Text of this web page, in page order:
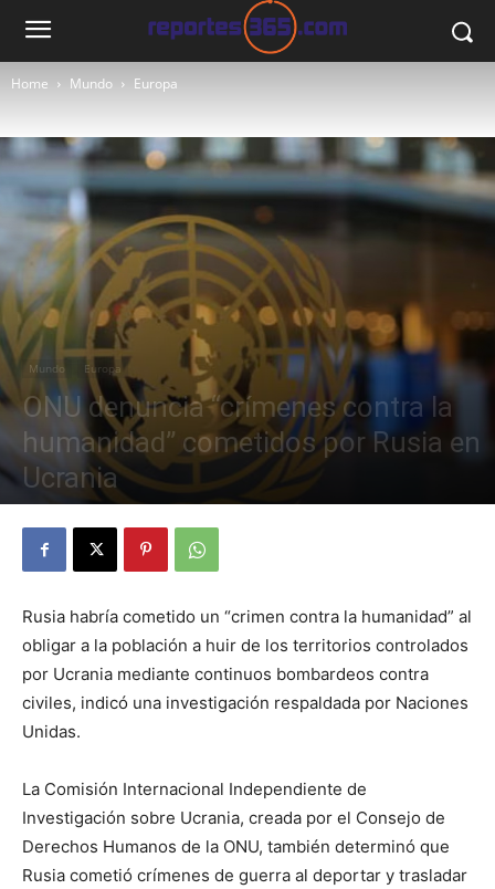
Home Mundo Europa
Mundo Europa
ONU denuncia “crímenes contra la
humanidad” cometidos por Rusia en
Ucrania
Rusia habría cometido un “crimen contra la humanidad” al
obligar a la población a huir de los territorios controlados
por Ucrania mediante continuos bombardeos contra
civiles, indicó una investigación respaldada por Naciones
Unidas.
La Comisión Internacional Independiente de
Investigación sobre Ucrania, creada por el Consejo de
Derechos Humanos de la ONU, también determinó que
Rusia cometió crímenes de guerra al deportar y trasladar